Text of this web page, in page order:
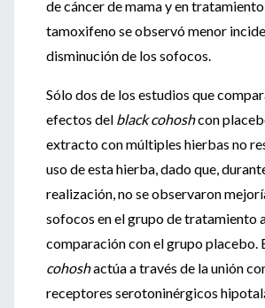
de cáncer de mama y en
tamoxifeno se observó menor
disminución de los sofocos.
Sólo dos de los estudios que
efectos del black cohoshcon
extracto con múltiples hierbas no
uso de esta hierba, dado que,
realización, no se observaron
sofocos en el grupo de tratamiento
comparación con el grupo placebo.
cohoshactúa a través de la unión
receptores serotoninérgicos